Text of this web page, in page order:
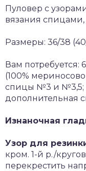
Пуловер с
вязания спицами,
Размеры: 36/38
Вам потребуется:
(100%
спицы №3 и №3,5;
дополнительная
Изнаночная
Узор для
кром. 1-й р./
перекрестить